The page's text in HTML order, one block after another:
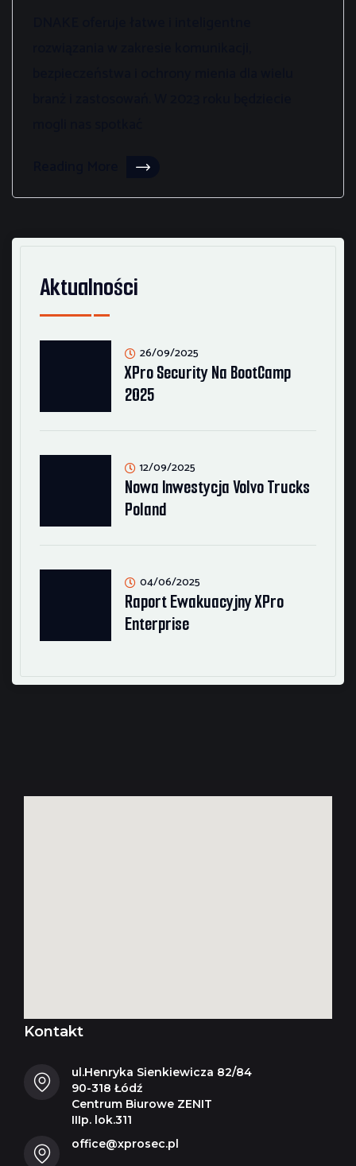
Aktualności
XPro Security Na BootCamp
2025
26/09/2025
Nowa Inwestycja Volvo Trucks
Poland
12/09/2025
Raport Ewakuacyjny XPro
Enterprise
04/06/2025
Kontakt
ul.Henryka Sienkiewicza 82/84
90-318 Łódź
Centrum Biurowe ZENIT
IIIp. lok.311
office@xprosec.pl